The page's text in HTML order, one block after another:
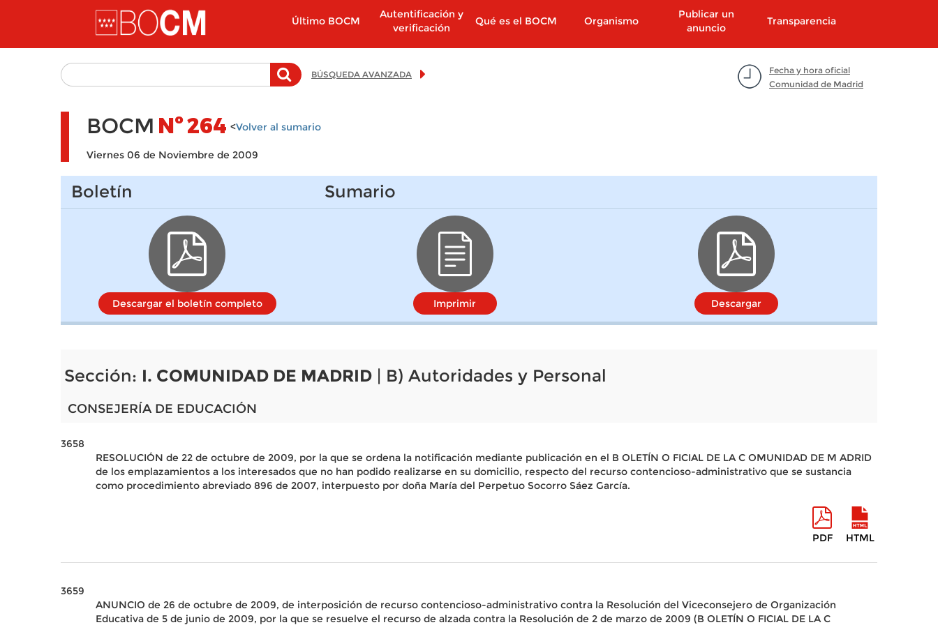
Pasar al contenido principal
Último BOCM
Autentificación y
verificación
Qué es el BOCM Organismo
Publicar un
anuncio
Transparencia
Fecha y hora oficial
Comunidad de Madrid
BÚSQUEDA AVANZADA
BOCM Nº264 <Volver al sumario
Viernes 06 de Noviembre de 2009
Boletín
Descargar el boletín completo
Sumario
Imprimir Descargar
Sección: I. COMUNIDAD DE MADRID | B) Autoridades y Personal
CONSEJERÍA DE EDUCACIÓN
3658
RESOLUCIÓN de 22 de octubre de 2009, por la que se ordena la notificación mediante publicación en el B OLETÍN O FICIAL DE LA C OMUNIDAD DE M ADRID
de los emplazamientos a los interesados que no han podido realizarse en su domicilio, respecto del recurso contencioso-administrativo que se sustancia
como procedimiento abreviado 896 de 2007, interpuesto por doña María del Perpetuo Socorro Sáez García.
PDF HTML
3659
ANUNCIO de 26 de octubre de 2009, de interposición de recurso contencioso-administrativo contra la Resolución del Viceconsejero de Organización
Educativa de 5 de junio de 2009, por la que se resuelve el recurso de alzada contra la Resolución de 2 de marzo de 2009 (B OLETÍN O FICIAL DE LA C